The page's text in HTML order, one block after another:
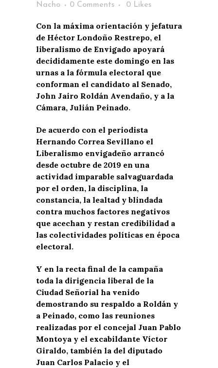
Nacho
0 Comments 0 Likes
Con la máxima orientación y jefatura
de Héctor Londoño Restrepo, el
liberalismo de Envigado apoyará
decididamente este domingo en las
urnas a la fórmula electoral que
conforman el candidato al Senado,
John Jairo Roldán Avendaño, y a la
Cámara, Julián Peinado.
De acuerdo con el periodista
Hernando Correa Sevillano el
Liberalismo envigadeño arrancó
desde octubre de 2019 en una
actividad imparable salvaguardada
por el orden, la disciplina, la
constancia, la lealtad y blindada
contra muchos factores negativos
que acechan y restan credibilidad a
las colectividades políticas en época
electoral.
Y en la recta final de la campaña
toda la dirigencia liberal de la
Ciudad Señorial ha venido
demostrando su respaldo a Roldán y
a Peinado, como las reuniones
realizadas por el concejal Juan Pablo
Montoya y el excabildante Víctor
Giraldo, también la del diputado
Juan Carlos Palacio y el